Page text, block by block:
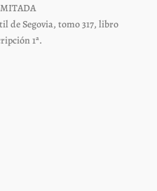
de Segovia, tomo 317, libro
1ª.